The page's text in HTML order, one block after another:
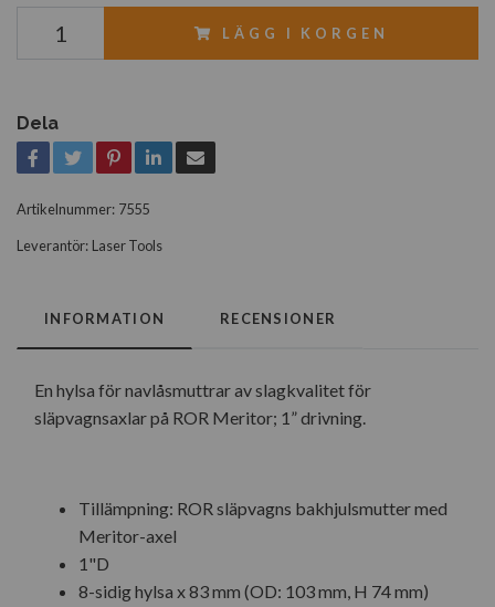
LÄGG I KORGEN
Dela
Artikelnummer: 7555
Leverantör: Laser Tools
INFORMATION RECENSIONER
En hylsa för navlåsmuttrar av slagkvalitet för
släpvagnsaxlar på ROR Meritor; 1” drivning.
Tillämpning: ROR släpvagns bakhjulsmutter med
Meritor-axel
1"D
8-sidig hylsa x 83 mm (OD: 103 mm, H 74 mm)